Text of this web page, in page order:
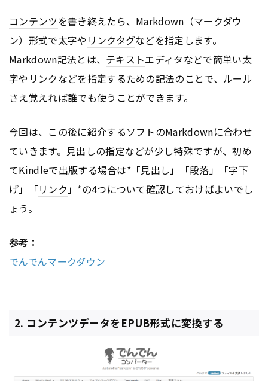
コンテンツを書き終えたら、Markdown（マークダウ
ン）形式で太字や リンクタグなどを指定します。
Markdown記法とは、 テキストエディタなどで簡単い太
字や リンクなどを指定するための記法のことで、ルール
さえ覚えれば誰でも使うことができます。
今回は、この後に紹介するソフトのMarkdownに合わせ
ていきます。見出しの指定などが少し特殊ですが、初め
てKindleで出版する場合は*「見出し」「段落」「字下
げ」「リンク」*の4つについて確認しておけばよいでし
ょう。
参考：
でんでんマークダウン
2. コンテンツデータをEPUB形式に変換する